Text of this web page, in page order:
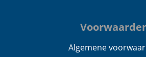
Algemene